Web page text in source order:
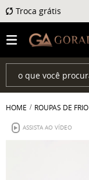
Troca grátis
HOME ROUPAS DE FRIO
ASSISTA AO VÍDEO